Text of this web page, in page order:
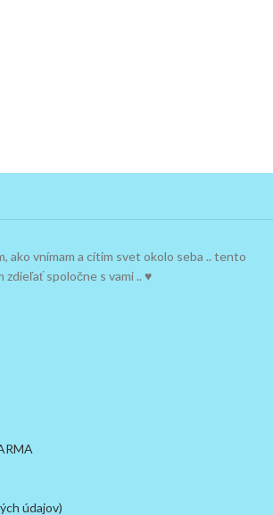
ako vnímam a cítim svet okolo seba .. tento
spoločne s vami .. ♥
údajov)